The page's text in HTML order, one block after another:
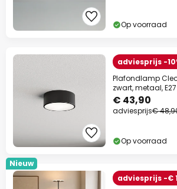
Op voorraad
adviesprijs -
Plafondlamp
zwart, metaal, E27
€ 43,90
adviesprijs€
Op voorraad
Nieuw
adviesprijs -€